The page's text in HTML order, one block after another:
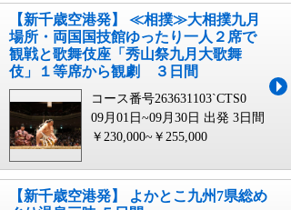
【新千歳空港発】 ≪相撲≫大相撲九月
場所・両国国技館ゆったり一人２席で
観戦と歌舞伎座「秀山祭九月大歌舞
伎」１等席から観劇 ３日間
コース番号263631103`CTS0
09月01日~09月30日 出発 3日間
￥230,000~￥255,000
【新千歳空港発】 よかとこ九州7県総め